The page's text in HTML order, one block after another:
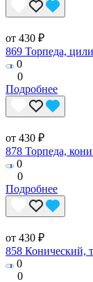
от 430 ₽
869 Торпеда,
0
0
Подробнее
от 430 ₽
878 Торпеда,
0
0
Подробнее
от 430 ₽
858 Конический,
0
0